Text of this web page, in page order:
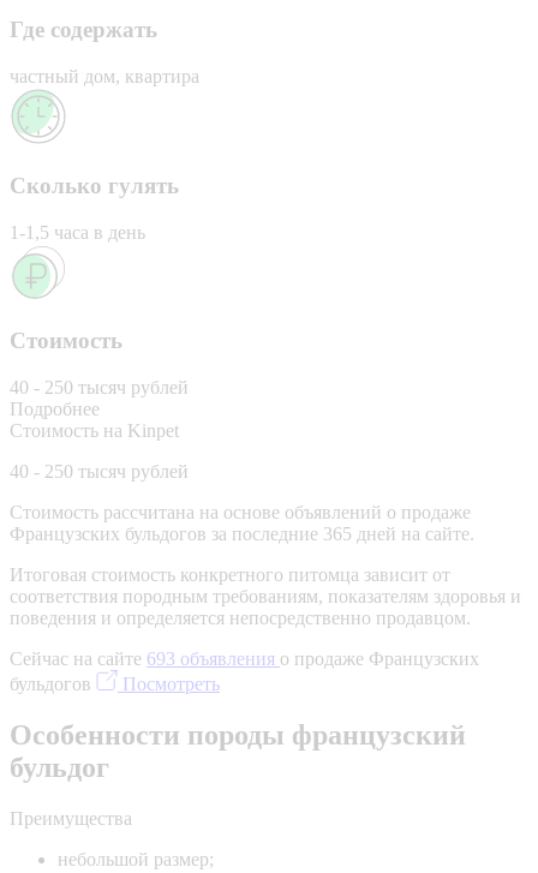
Где содержать
частный дом, квартира
Сколько гулять
1-1,5 часа в день
Стоимость
40 - 250 тысяч рублей
Подробнее
Стоимость на Kinpet
40 - 250 тысяч рублей
Стоимость рассчитана на основе объявлений о продаже
Французских бульдогов за последние 365 дней на сайте.
Итоговая стоимость конкретного питомца зависит от
соответствия породным требованиям, показателям здоровья и
поведения и определяется непосредственно продавцом.
Сейчас на сайте 693 объявления о продаже Французских
бульдогов
Посмотреть
Особенности породы французский
бульдог
Преимущества
небольшой размер;